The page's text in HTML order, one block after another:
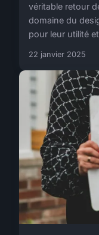
véritable retour
domaine du
pour leur utilité
22 janvier 2025